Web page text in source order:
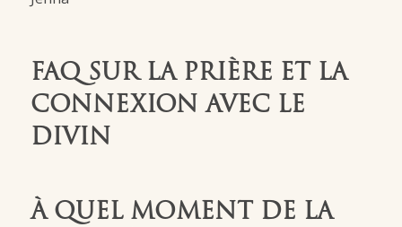
FAQ SUR LA PRIÈRE ET LA
CONNEXION AVEC LE
DIVIN
À QUEL MOMENT DE LA